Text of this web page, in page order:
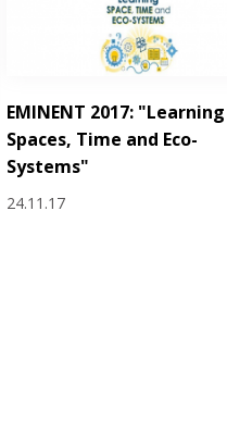
EMINENT 2017: "Learning
Spaces, Time and Eco-
Systems"
24.11.17